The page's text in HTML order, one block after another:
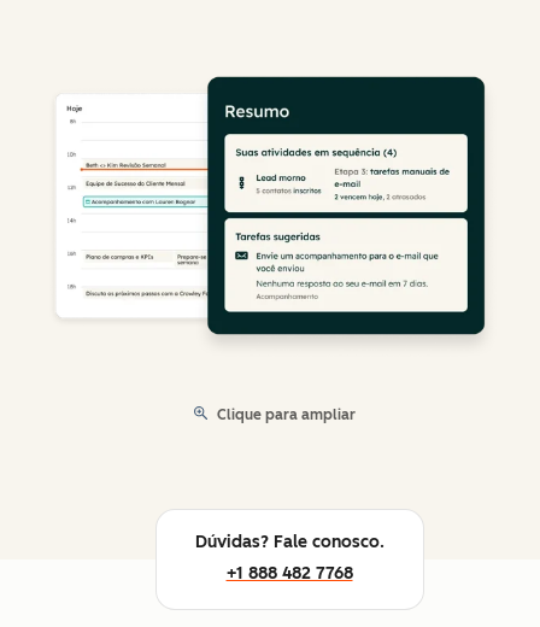
Clique para ampliar
Dúvidas? Fale conosco.
+1 888 482 7768